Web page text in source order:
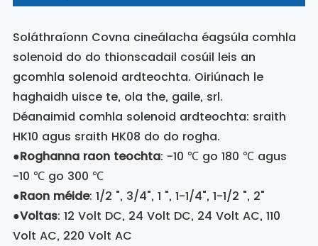
Soláthraíonn Covna cineálacha éagsúla comhla
solenoid do do thionscadail cosúil leis an
gcomhla solenoid ardteochta. Oiriúnach le
haghaidh uisce te, ola the, gaile, srl.
Déanaimid comhla solenoid ardteochta: sraith
HK10 agus sraith HK08 do do rogha.
●Roghanna raon teochta: -10 ℃ go 180 ℃ agus
-10 ℃ go 300 ℃
●Raon méide: 1/2 ", 3/4", 1 ", 1-1/4", 1-1/2 ", 2"
●Voltas: 12 Volt DC, 24 Volt DC, 24 Volt AC, 110
Volt AC, 220 Volt AC